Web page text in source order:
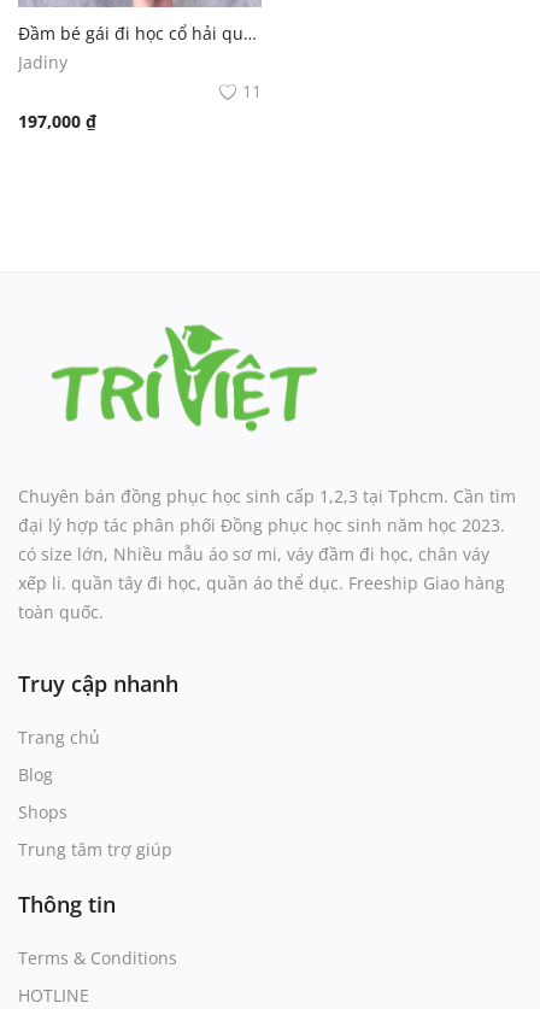
Đầm bé gái đi học cổ hải quân xanh đồng phục học sinh nữ
Jadiny
11
197,000 ₫
Chuyên bán đồng phục học sinh cấp 1,2,3 tại Tphcm. Cần tìm
đại lý hợp tác phân phối Đồng phục học sinh năm học 2023.
có size lớn, Nhiều mẫu áo sơ mi, váy đầm đi học, chân váy
xếp li. quần tây đi học, quần áo thể dục. Freeship Giao hàng
toàn quốc.
Truy cập nhanh
Trang chủ
Blog
Shops
Trung tâm trợ giúp
Thông tin
Terms & Conditions
HOTLINE